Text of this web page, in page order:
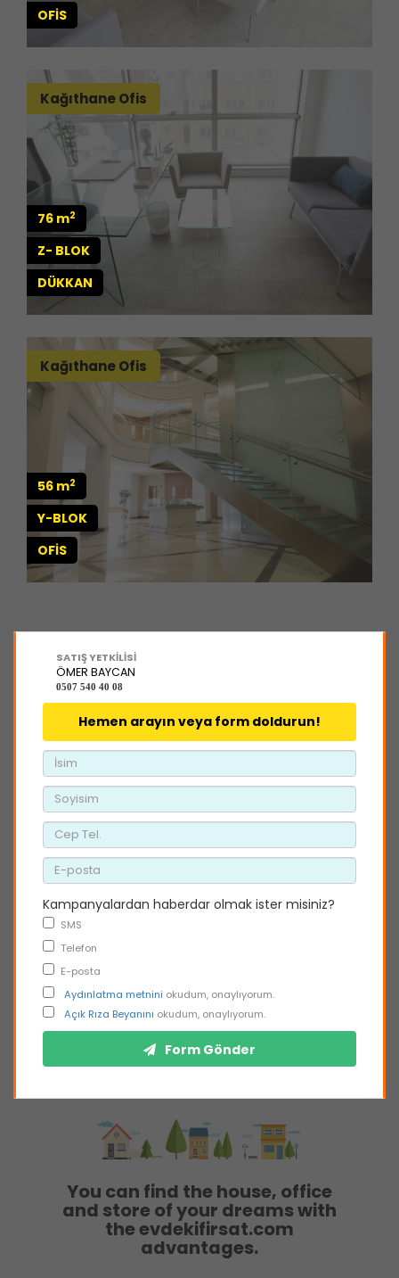
OFİS
Kağıthane Ofis
76 m2
Z- BLOK
DÜKKAN
Kağıthane Ofis
56 m2
Y-BLOK
OFİS
SATIŞ YETKİLİSİ
ÖMER BAYCAN
0507 540 40 08
Hemen arayın veya form doldurun!
Kampanyalardan haberdar olmak ister misiniz?
SMS
Telefon
E-posta
Aydınlatma metnini okudum, onaylıyorum.
Açık Rıza Beyanını okudum, onaylıyorum.
Form Gönder
You can find the house, office
and store of your dreams with
the evdekifirsat.com
advantages.